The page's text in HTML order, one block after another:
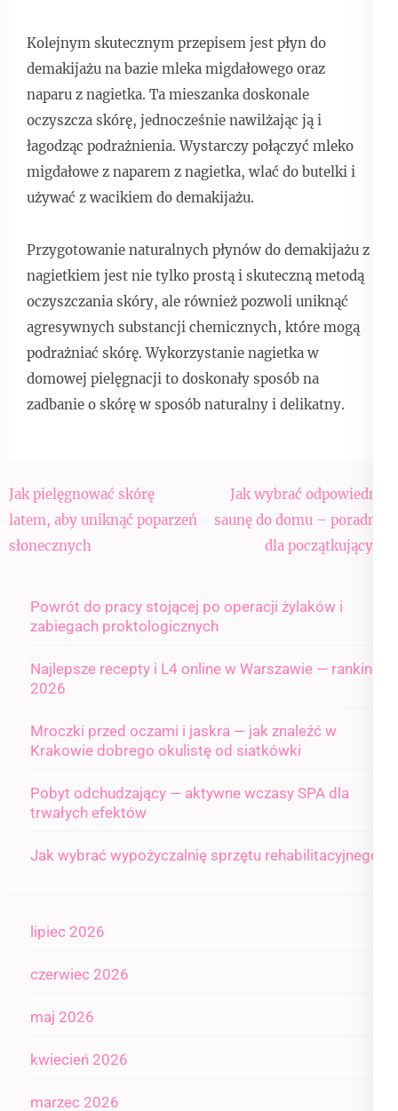
Kolejnym skutecznym przepisem jest płyn do
demakijażu na bazie mleka migdałowego oraz
naparu z nagietka. Ta mieszanka doskonale
oczyszcza skórę, jednocześnie nawilżając ją i
łagodząc podrażnienia. Wystarczy połączyć mleko
migdałowe z naparem z nagietka, wlać do butelki i
używać z wacikiem do demakijażu.
Przygotowanie naturalnych płynów do demakijażu z
nagietkiem jest nie tylko prostą i skuteczną metodą
oczyszczania skóry, ale również pozwoli uniknąć
agresywnych substancji chemicznych, które mogą
podrażniać skórę. Wykorzystanie nagietka w
domowej pielęgnacji to doskonały sposób na
zadbanie o skórę w sposób naturalny i delikatny.
Nawigacja
wpisu
Jak pielęgnować skórę
latem, aby uniknąć poparzeń
słonecznych
Jak wybrać odpowiednią
saunę do domu – poradnik
dla początkujących
Powrót do pracy stojącej po operacji żylaków i
zabiegach proktologicznych
Najlepsze recepty i L4 online w Warszawie — ranking
2026
Mroczki przed oczami i jaskra — jak znaleźć w
Krakowie dobrego okulistę od siatkówki
Pobyt odchudzający — aktywne wczasy SPA dla
trwałych efektów
Jak wybrać wypożyczalnię sprzętu rehabilitacyjnego
lipiec 2026
czerwiec 2026
maj 2026
kwiecień 2026
marzec 2026